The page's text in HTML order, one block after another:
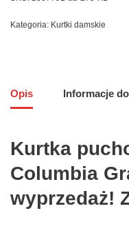
Kategoria: Kurtki damskie
Opis Informacje
Kurtka
Columbia
wyprzedaż!